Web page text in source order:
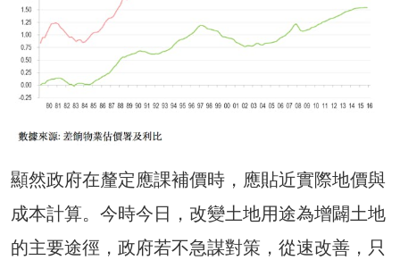
顯然政府在釐定應課補價時，應貼近實際地價與
成本計算。今時今日，改變土地用途為增闢土地
的主要途徑，政府若不急謀對策，從速改善，只